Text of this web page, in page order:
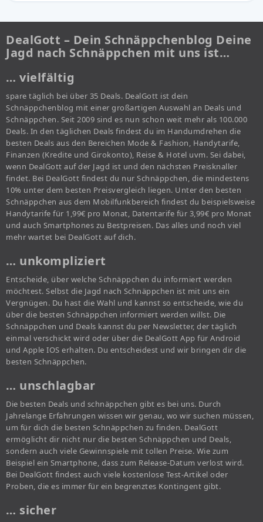
DealGott – Dein Schnäppchenblog Deine
Jagd nach Schnäppchen mit uns ist…
… vielfältig
spare täglich bei über 35 Deals. DealGott ist dein
Schnäppchenblog mit einer großartigen Auswahl an Deals und
Schnäppchen. Seit 2009 sind es nun schon weit mehr als 100.000
Deals. In den täglichen Deals findest du im Handumdrehen die
besten Deals aus den Bereichen Mode & Fashion, Handytarife,
Finanzen (Kredite und Girokonto), Reise & Hotel uvm. Sei dabei,
wenn DealGott auf der Jagd ist und den nächsten Preisknaller
findet. Bei DealGott findest du nur Schnäppchen, die mindestens
10% unter dem besten Preisvergleich liegen. Unter den besten
Schnäppchen aus dem Mobilfunkbereich findest du beispielsweise
Handytarife für 1,99€ pro Monat, Datentarife für 3,99€ pro Monat
und auch Smartphones zu Bestpreisen. Das alles und noch viel
mehr wartet bei DealGott auf dich.
… unkompliziert
Entscheide, über welche Schnäppchen du informiert werden
möchtest. Selbst die Jagd nach Schnäppchen ist mit uns ein
Vergnügen. Du hast die Wahl und kannst so entscheide, wie du
über die besten Schnäppchen informiert werden willst. Die
Schnäppchen und Deals kannst du per Newsletter, der täglich
einmal verschickt wird oder über die DealGott App für Android
und Apple IOS erhalten. Du entscheidest und wir bringen dir die
besten Schnäppchen.
… unschlagbar
Die besten Deals und schnäppchen gibt es bei uns. Durch
Jahrelange Erfahrungen wissen wir genau, wo wir suchen müssen,
um für dich die besten Schnäppchen zu finden. DealGott
ermöglicht dir nicht nur die besten Schnäppchen und Deals,
sondern auch viele Gewinnspiele mit tollen Preise. Wie zum
Beispiel ein Smartphone, dass zum Release-Datum verlost wird.
Bei DealGott findest auch viele kostenlose Test-Artikel oder
Proben, die es immer für ein begrenztes Kontingent gibt.
… sicher